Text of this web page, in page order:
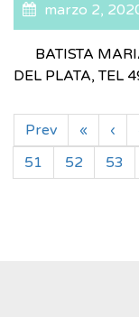
marzo 2,
BATISTA
DEL PLATA, TEL
Prev « ‹
51
52 53